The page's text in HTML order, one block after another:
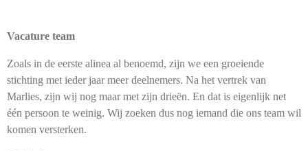
Vacature team
Zoals in de eerste alinea al benoemd, zijn we een groeiende
stichting met ieder jaar meer deelnemers. Na het vertrek van
Marlies, zijn wij nog maar met zijn drieën. En dat is eigenlijk net
één persoon te weinig. Wij zoeken dus nog iemand die ons team wil
komen versterken.